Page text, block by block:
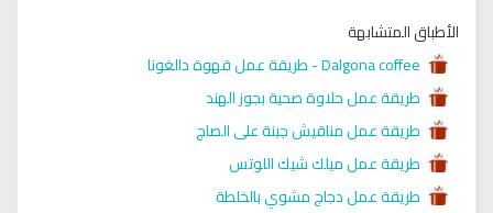
الأطباق المتشابهة
Dalgona coffee - طريقة عمل قهوة دالغونا
طريقة عمل حلاوة صحية بجوز الهند
طريقة عمل مناقيش جبنة على الصاج
طريقة عمل ميلك شيك اللوتس
طريقة عمل دجاج مشوي بالخلطة